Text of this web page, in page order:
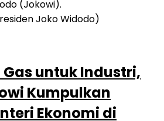
untuk Industri,
Kumpulkan
Ekonomi di